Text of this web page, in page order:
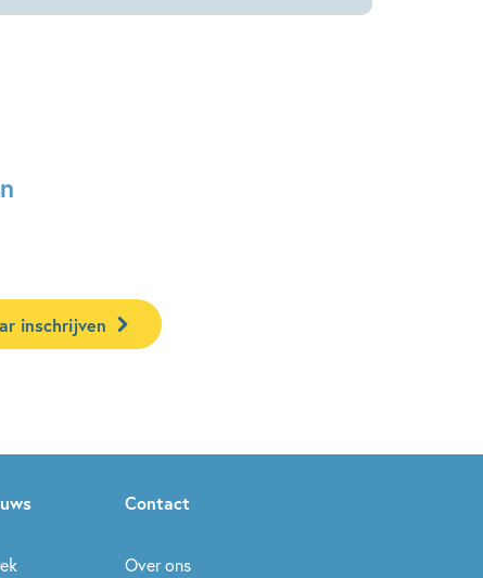
inschrijven
Contact
Over ons